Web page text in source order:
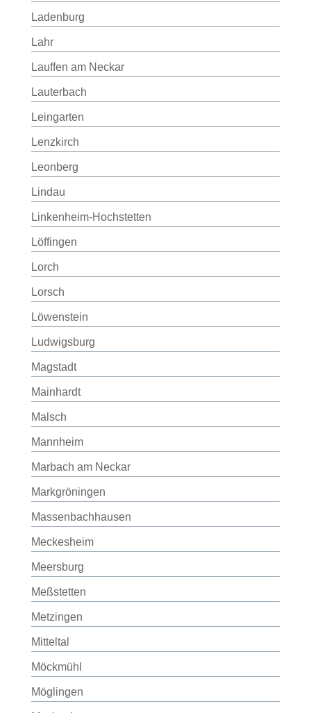
Ladenburg
Lahr
Lauffen am Neckar
Lauterbach
Leingarten
Lenzkirch
Leonberg
Lindau
Linkenheim-Hochstetten
Löffingen
Lorch
Lorsch
Löwenstein
Ludwigsburg
Magstadt
Mainhardt
Malsch
Mannheim
Marbach am Neckar
Markgröningen
Massenbachhausen
Meckesheim
Meersburg
Meßstetten
Metzingen
Mitteltal
Möckmühl
Möglingen